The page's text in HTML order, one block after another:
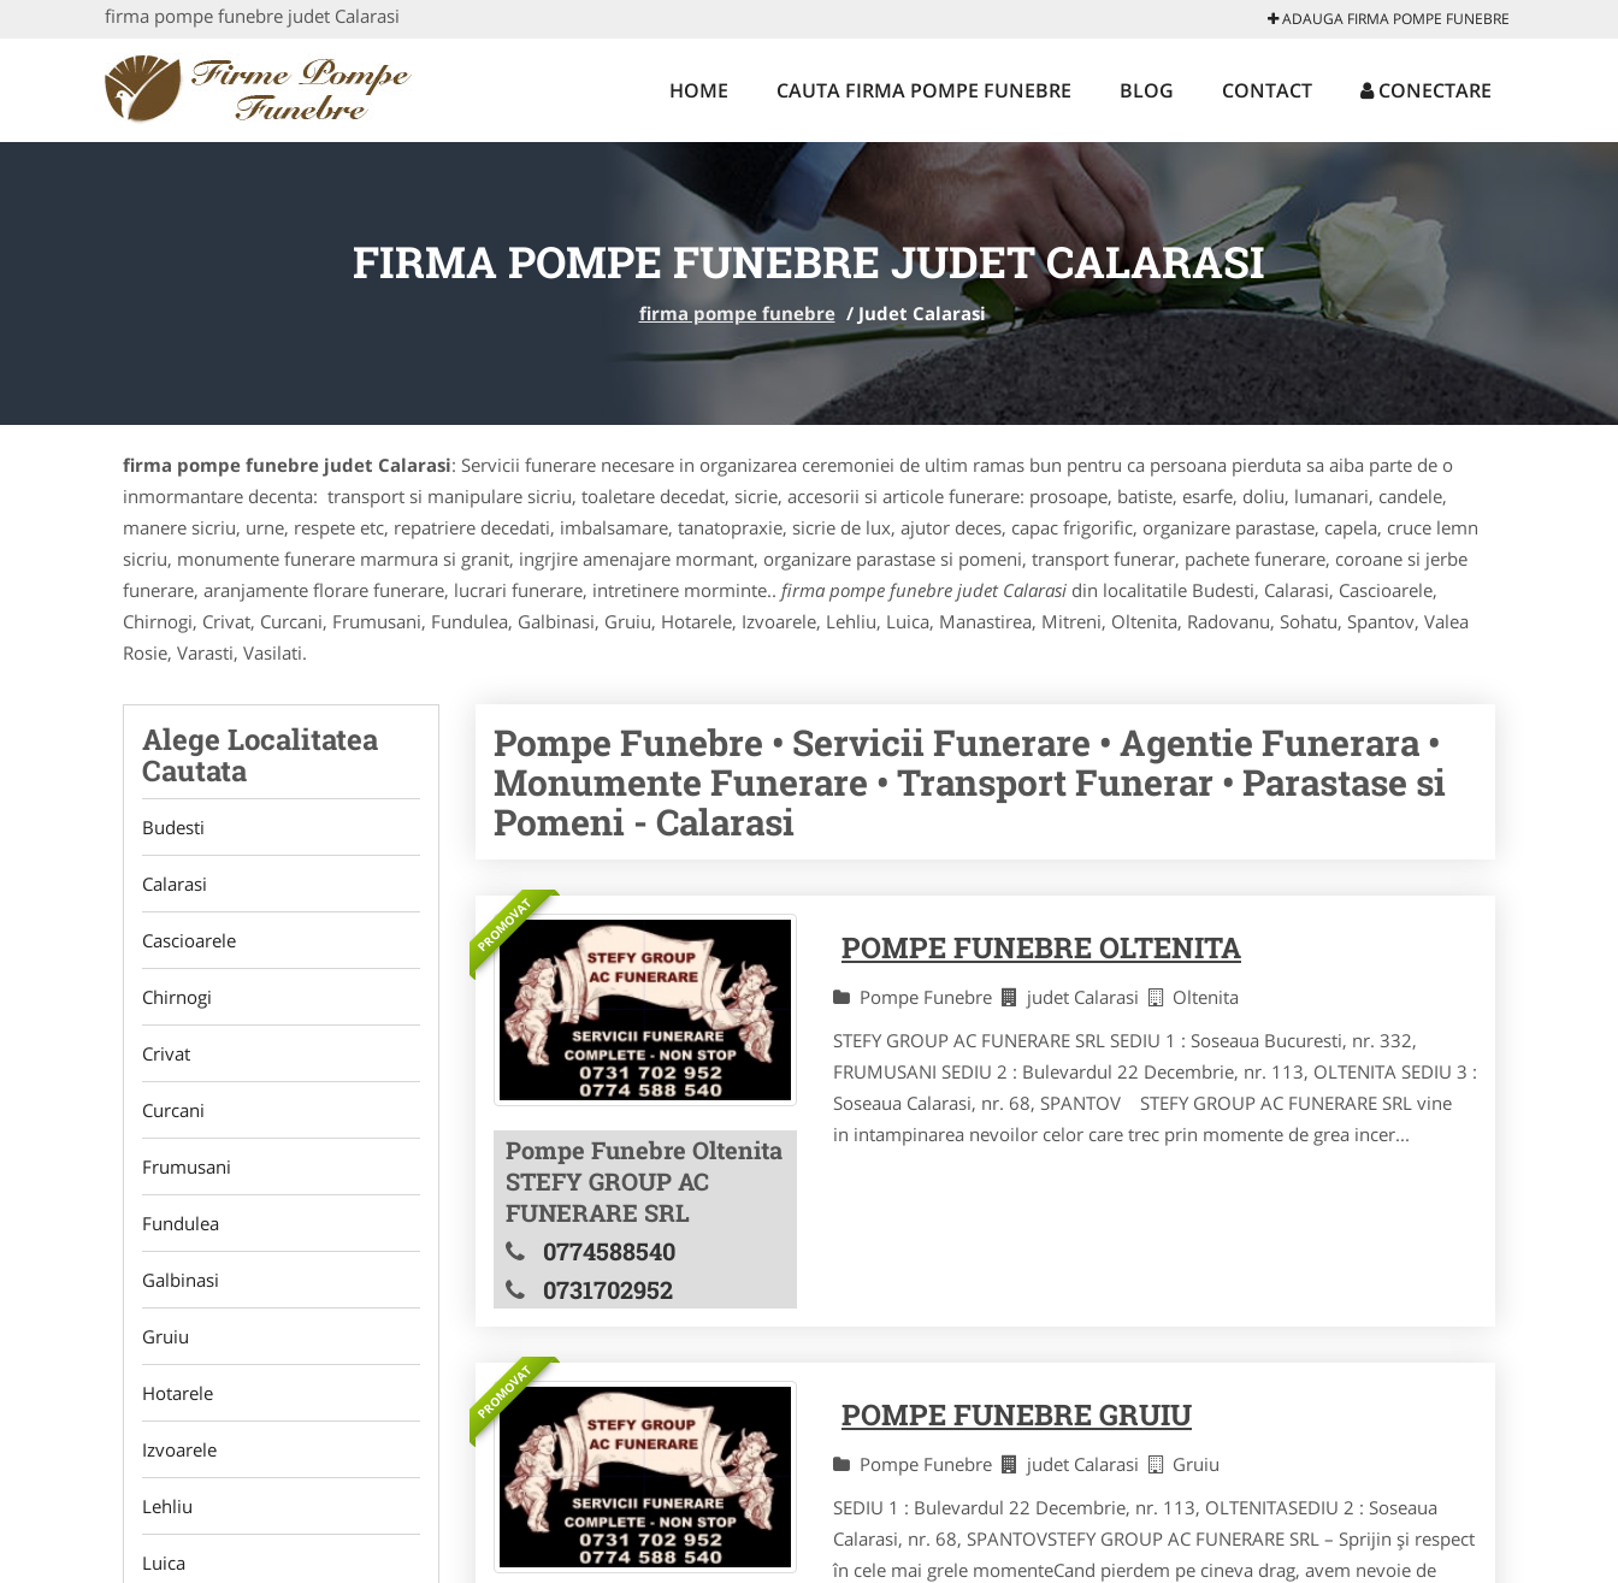
firma pompe funebre judet Calarasi ADAUGA FIRMA POMPE FUNEBRE
HOME CAUTA FIRMA POMPE FUNEBRE BLOG CONTACT CONECTARE
FIRMA POMPE FUNEBRE JUDET CALARASI
firma pompe funebre / Judet Calarasi
firma pompe funebre judet Calarasi: Servicii funerare necesare in organizarea ceremoniei de ultim ramas bun pentru ca persoana pierduta sa aiba parte de o
inmormantare decenta: transport si manipulare sicriu, toaletare decedat, sicrie, accesorii si articole funerare: prosoape, batiste, esarfe, doliu, lumanari, candele,
manere sicriu, urne, respete etc, repatriere decedati, imbalsamare, tanatopraxie, sicrie de lux, ajutor deces, capac frigorific, organizare parastase, capela, cruce lemn
sicriu, monumente funerare marmura si granit, ingrjire amenajare mormant, organizare parastase si pomeni, transport funerar, pachete funerare, coroane si jerbe
funerare, aranjamente florare funerare, lucrari funerare, intretinere morminte.. firma pompe funebre judet Calarasi din localitatile Budesti, Calarasi, Cascioarele,
Chirnogi, Crivat, Curcani, Frumusani, Fundulea, Galbinasi, Gruiu, Hotarele, Izvoarele, Lehliu, Luica, Manastirea, Mitreni, Oltenita, Radovanu, Sohatu, Spantov, Valea
Rosie, Varasti, Vasilati.
Alege Localitatea
Cautata
Budesti
Calarasi
Cascioarele
Chirnogi
Crivat
Curcani
Frumusani
Fundulea
Galbinasi
Gruiu
Hotarele
Izvoarele
Lehliu
Luica
Pompe Funebre • Servicii Funerare • Agentie Funerara •
Monumente Funerare • Transport Funerar • Parastase si
Pomeni - Calarasi
PROMOVAT
Pompe Funebre Oltenita
STEFY GROUP AC
FUNERARE SRL
0774588540
0731702952
POMPE FUNEBRE OLTENITA
Pompe Funebre judet Calarasi
Oltenita
STEFY GROUP AC FUNERARE SRL SEDIU 1 : Soseaua Bucuresti, nr. 332,
FRUMUSANI SEDIU 2 : Bulevardul 22 Decembrie, nr. 113, OLTENITA SEDIU 3 :
Soseaua Calarasi, nr. 68, SPANTOV STEFY GROUP AC FUNERARE SRL vine
in intampinarea nevoilor celor care trec prin momente de grea incer...
PROMOVAT POMPE FUNEBRE GRUIU
Pompe Funebre judet Calarasi
Gruiu
SEDIU 1 : Bulevardul 22 Decembrie, nr. 113, OLTENITASEDIU 2 : Soseaua
Calarasi, nr. 68, SPANTOVSTEFY GROUP AC FUNERARE SRL – Sprijin și respect
în cele mai grele momenteCand pierdem pe cineva drag, avem nevoie de